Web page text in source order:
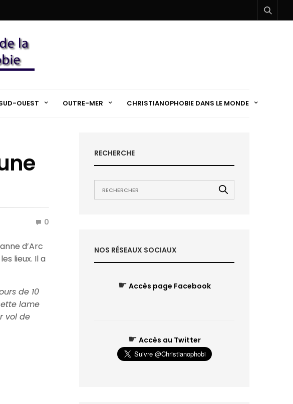
OUEST OUTRE-MER CHRISTIANOPHOBIE DANS LE MONDE
0
d’Arc
lieux. Il a
de 10
lame
vol de
RECHERCHE
NOS RÉSEAUX SOCIAUX
☛ Accès page Facebook
☛ Accès au Twitter